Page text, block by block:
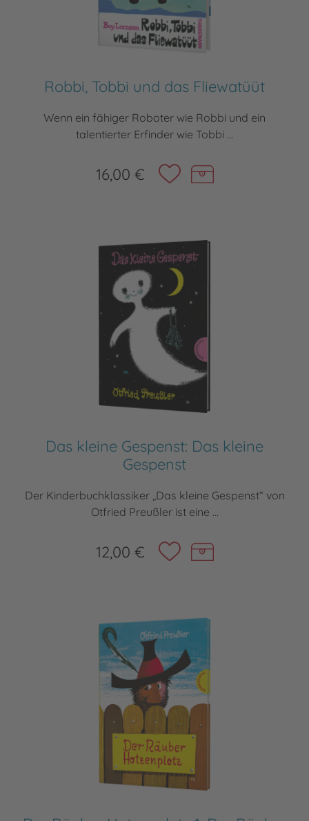
Robbi, Tobbi und das Fliewatüüt
Wenn ein fähiger Roboter wie Robbi und ein
talentierter Erfinder wie Tobbi ...
16,00 €
Das kleine Gespenst: Das kleine
Gespenst
Der Kinderbuchklassiker „Das kleine Gespenst“ von
Otfried Preußler ist eine ...
12,00 €